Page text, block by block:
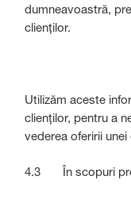
dumneavoastră,
clienților.
Utilizăm aceste
clienților, pentru a
vederea oferirii
4.3 În scopuri